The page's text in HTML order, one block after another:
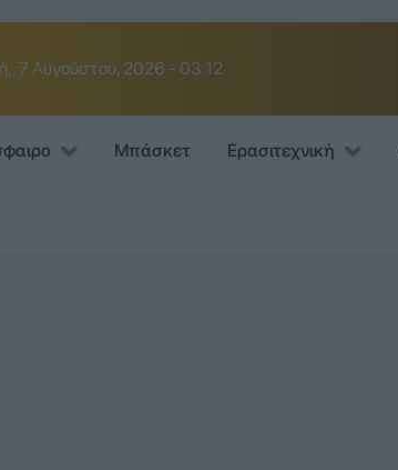
7 Αυγούστου, 2026 - 03:12
Μπάσκετ Ερασιτεχνική